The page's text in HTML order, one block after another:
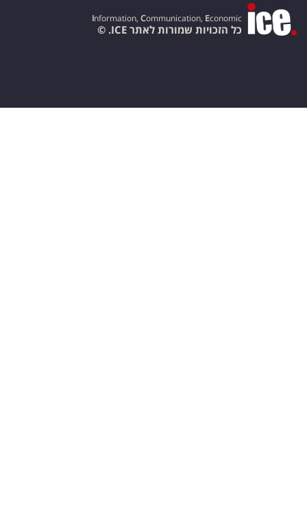
Information, Communication, Economic
כל הזכויות שמורות לאתר ICE. ©